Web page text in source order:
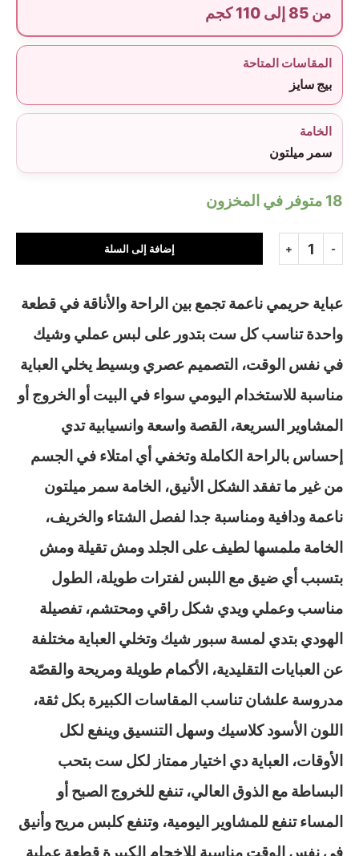
من 85 إلى 110 كجم
المقاسات المتاحة
بيج سايز
الخامة
سمر ميلتون
18 متوفر في المخزون
إضافة إلى السلة
عباية حريمي ناعمة تجمع بين الراحة والأناقة في قطعة
واحدة تناسب كل ست بتدور على لبس عملي وشيك
في نفس الوقت، التصميم عصري وبسيط يخلي العباية
مناسبة للاستخدام اليومي سواء في البيت أو الخروج أو
المشاوير السريعة، القصة واسعة وانسيابية تدي
إحساس بالراحة الكاملة وتخفي أي امتلاء في الجسم
من غير ما تفقد الشكل الأنيق، الخامة سمر ميلتون
ناعمة ودافية ومناسبة جدا لفصل الشتاء والخريف،
الخامة ملمسها لطيف على الجلد ومش تقيلة ومش
بتسبب أي ضيق مع اللبس لفترات طويلة، الطول
مناسب وعملي ويدي شكل راقي ومحتشم، تفصيلة
الهودي بتدي لمسة سبور شيك وتخلي العباية مختلفة
عن العبايات التقليدية، الأكمام طويلة ومريحة والقصّة
مدروسة علشان تناسب المقاسات الكبيرة بكل ثقة،
اللون الأسود كلاسيك وسهل التنسيق وينفع لكل
الأوقات، العباية دي اختيار ممتاز لكل ست بتحب
البساطة مع الذوق العالي، تنفع للخروج الصبح أو
المساء تنفع للمشاوير اليومية، وتنفع كلبس مريح وأنيق